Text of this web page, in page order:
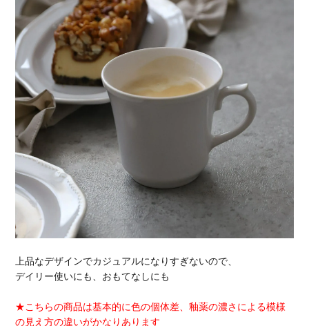
上品なデザインでカジュアルになりすぎないので、
デイリー使いにも、おもてなしにも
★こちらの商品は基本的に色の個体差、釉薬の濃さによる模様
の見え方の違いがかなりあります